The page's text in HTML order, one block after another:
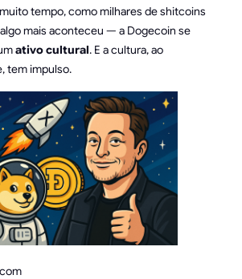
tempo, como milhares de shitcoins
mais aconteceu — a Dogecoin se
ativo cultural. E a cultura, ao
tem impulso.